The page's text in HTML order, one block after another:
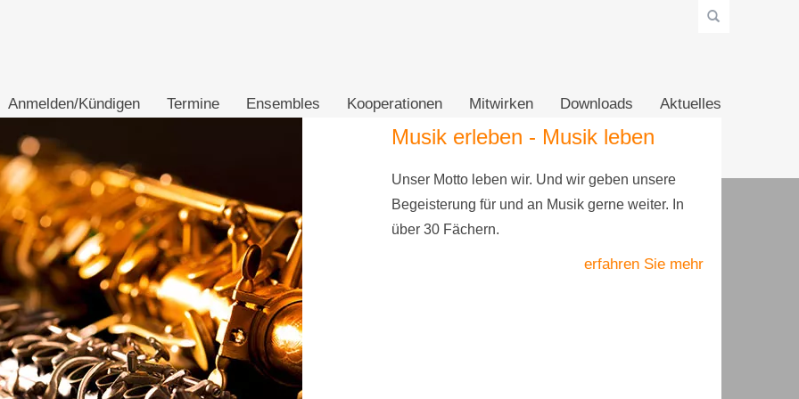
Anmelden/Kündigen Termine Ensembles Kooperationen Mitwirken Downloads Aktuelles
Musik erleben - Musik leben
Unser Motto leben wir. Und wir geben unsere
Begeisterung für und an Musik gerne weiter. In
über 30 Fächern.
erfahren Sie mehr